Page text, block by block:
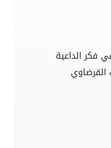
فكر الداعية
القرضاوي